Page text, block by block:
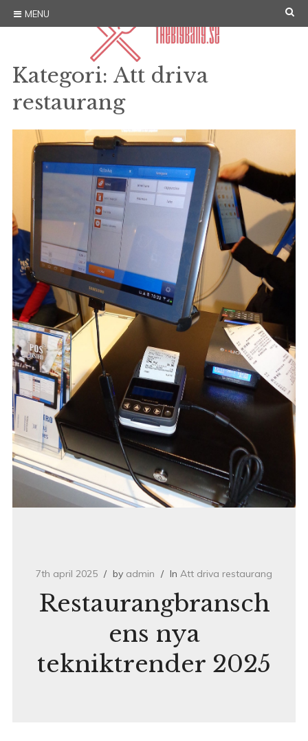
Skip
to
MENU
Kategori: Att driva
restaurang
7th april 2025 by admin In Att driva restaurang
Restaurangbransch
ens nya
tekniktrender 2025